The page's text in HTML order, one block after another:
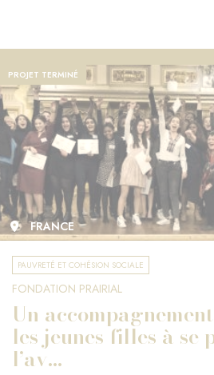
PROJET TERMINÉ
FRANCE
PAUVRETÉ ET COHÉSION SOCIALE
FONDATION PRAIRIAL
Un
les jeunes filles à se
l’av...